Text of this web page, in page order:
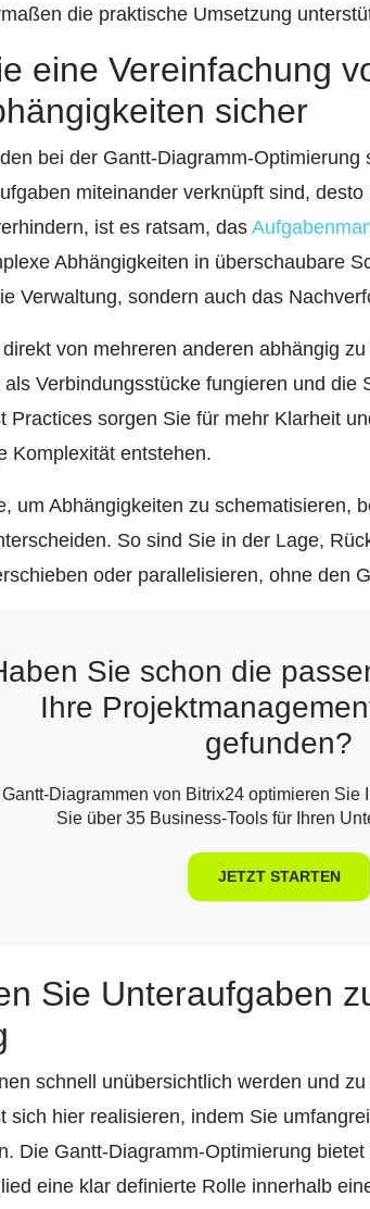
die praktische Umsetzung
eine Vereinfachung
sicher
bei der Gantt-Diagramm-
miteinander verknüpft sind,
ist es ratsam, das
Abhängigkeiten in überschaubare
Verwaltung, sondern auch das
von mehreren anderen abhängig
Verbindungsstücke fungieren und die
Practices sorgen Sie für mehr Klarheit
Komplexität entstehen.
um Abhängigkeiten zu schematisieren,
So sind Sie in der Lage,
oder parallelisieren, ohne den
Sie schon die
Ihre
gefunden?
Gantt-Diagrammen von Bitrix24 optimieren Sie
Sie über 35 Business-Tools für Ihren
JETZT STARTEN
Sie Unteraufgaben
schnell unübersichtlich werden und
sich hier realisieren, indem Sie
Die Gantt-Diagramm-Optimierung
eine klar definierte Rolle innerhalb